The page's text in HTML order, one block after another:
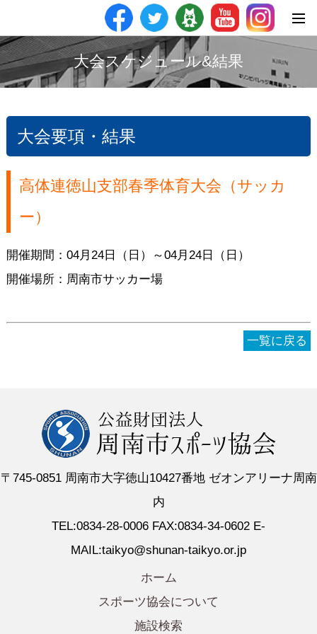
大会スケジュール&結果
大会要項・結果
高体連徳山支部春季体育大会（サッカ
ー）
開催期間：04月24日（日）～04月24日（日）
開催場所：周南市サッカー場
一覧に戻る
〒745-0851 周南市大字徳山10427番地 ゼオンアリーナ周南
内
TEL:0834-28-0006 FAX:0834-34-0602 E-
MAIL:taikyo@shunan-taikyo.or.jp
ホーム
スポーツ協会について
施設検索